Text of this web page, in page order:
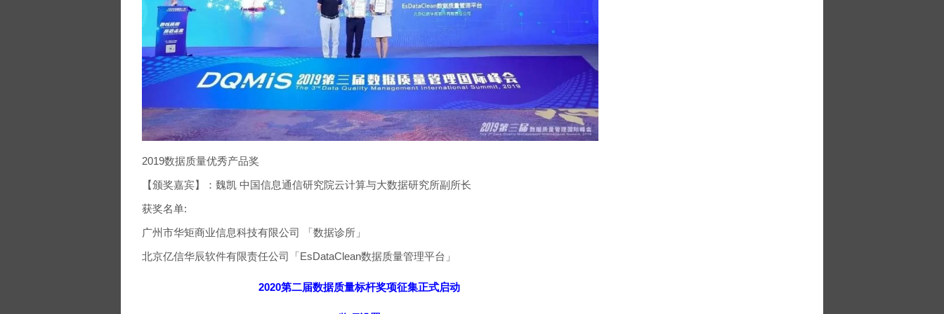
2019数据质量优秀产品奖
【颁奖嘉宾】：魏凯 中国信息通信研究院云计算与大数据研究所副所长
获奖名单:
广州市华矩商业信息科技有限公司 「数据诊所」
北京亿信华辰软件有限责任公司「EsDataClean数据质量管理平台」
2020第二届数据质量标杆奖项征集正式启动